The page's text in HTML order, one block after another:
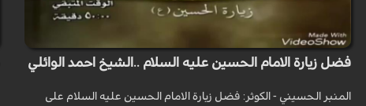
فضل زيارة الامام الحسين عليه السلام ..الشيخ احمد الوائلي
المنبر الحسيني - الكوثر: فضل زيارة الامام الحسين عليه السلام على